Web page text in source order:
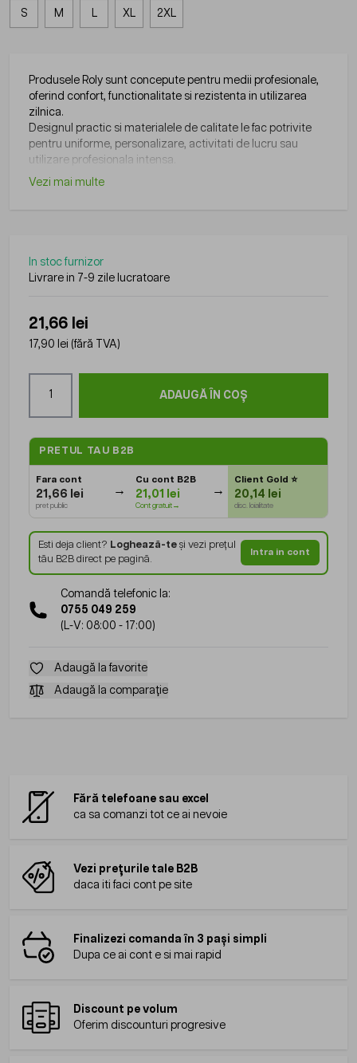
S M XL 2XL
Produsele Roly sunt concepute pentru medii profesionale,
oferind confort, functionalitate si rezistenta in utilizarea
zilnica.
Designul practic si materialele de calitate le fac potrivite
pentru uniforme, personalizare, activitati de lucru sau
utilizare profesionala intensa.
Vezi mai multe
In stoc furnizor
Livrare in 7-9 zile lucratoare
21,66 lei
17,90 lei (fără TVA)
ADAUGĂ ÎN COȘ
PRETUL TAU B2B
Fara cont
21,66 lei
pret public
Cu cont B2B
21,01 lei
Cont gratuit→
Client Gold⭐
20,14 lei
disc. loialitate
Esti deja client? Loghează-teși vezi prețul
tău B2B direct pe pagină.
Intra in cont
Comandă telefonic la:
0755 049 259
(L-V: 08:00 - 17:00)
Adaugă la favorite
Adaugă la comparație
Fără telefoane sau excel
ca sa comanzi tot ce ai nevoie
Vezi prețurile tale B2B
daca iti faci cont pe site
Finalizezi comanda în 3 pași simpli
Dupa ce ai cont e si mai rapid
Discount pe volum
Oferim discounturi progresive